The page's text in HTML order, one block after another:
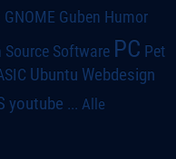
GNOME Guben Humor
Source Software PC Pet
Ubuntu Webdesign
youtube ... Alle